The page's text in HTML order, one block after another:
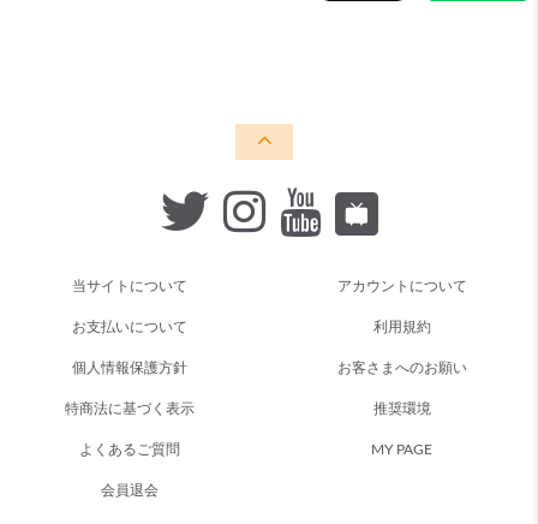
当サイトについて アカウントについて
お支払いについて 利用規約
個人情報保護方針 お客さまへのお願い
特商法に基づく表示 推奨環境
よくあるご質問 MY PAGE
会員退会